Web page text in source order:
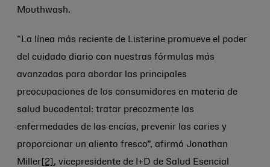
Mouthwash.
“La línea más reciente de Listerine promueve el poder
del cuidado diario con nuestras fórmulas más
avanzadas para abordar las principales
preocupaciones de los consumidores en materia de
salud bucodental: tratar precozmente las
enfermedades de las encías, prevenir las caries y
proporcionar un aliento fresco”, afirmó Jonathan
Miller [2] , vicepresidente de I+D de Salud Esencial